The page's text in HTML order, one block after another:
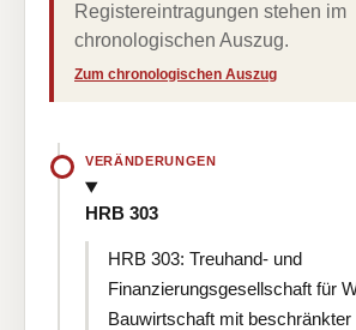
Registereintragungen stehen im
chronologischen Auszug.
Zum chronologischen Auszug
VERÄNDERUNGEN
HRB 303
HRB 303: Treuhand- und
Finanzierungsgesellschaft für
Bauwirtschaft mit beschränkter